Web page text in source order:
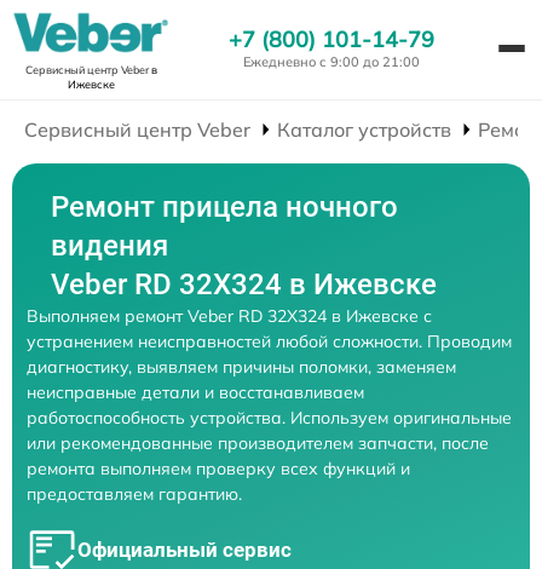
Сервисный центр Veberв
Ижевске
+7 (800) 101-14-79
Ежедневно с 9:00 до 21:00
Сервисный центр Veber Каталог устройств
Ремонт прицела ночного
видения
Veber RD 32X324 в Ижевске
Выполняем ремонт Veber RD 32X324 в Ижевске с
устранением неисправностей любой сложности. Проводим
диагностику, выявляем причины поломки, заменяем
неисправные детали и восстанавливаем
работоспособность устройства. Используем оригинальные
или рекомендованные производителем запчасти, после
ремонта выполняем проверку всех функций и
предоставляем гарантию.
Официальный сервис